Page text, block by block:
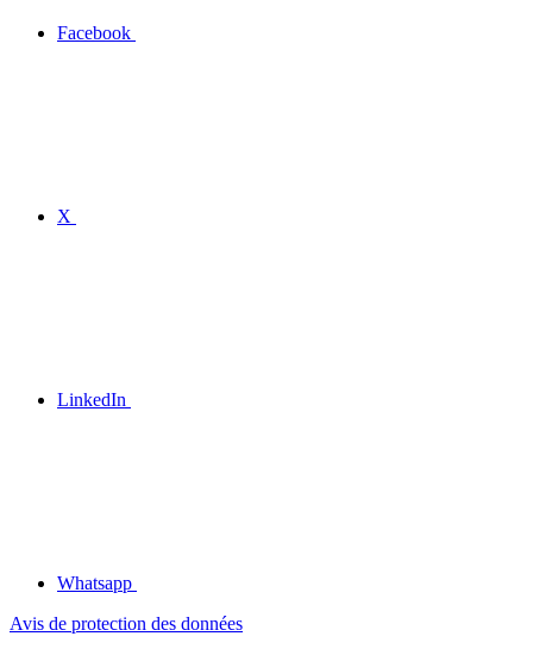
Facebook
X
LinkedIn
Whatsapp
Avis de protection des données